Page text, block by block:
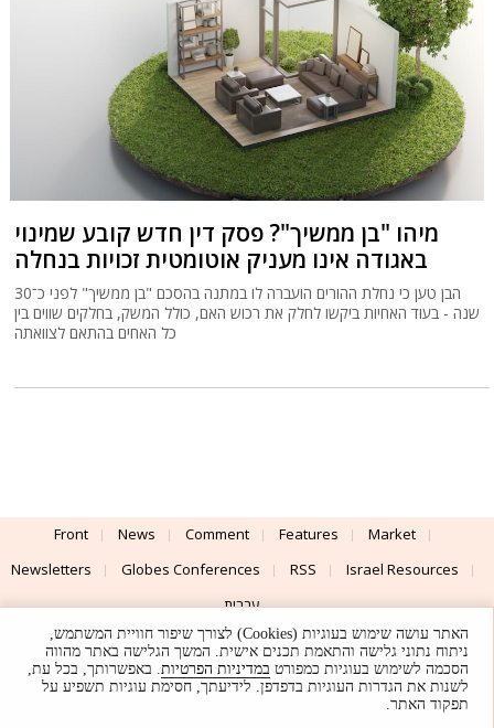
מיהו "בן ממשיך"? פסק דין חדש קובע שמינוי
באגודה אינו מעניק אוטומטית זכויות בנחלה
הבן טען כי נחלת ההורים הועברה לו במתנה בהסכם "בן ממשיך" לפני כ־30
שנה - בעוד האחיות ביקשו לחלק את רכוש האם, כולל המשק, בחלקים שווים בין
כל האחים בהתאם לצוואתה
Front News Comment Features
Market
Newsletters
Globes Conferences RSS
Israel Resources
עברית
Advertising
Terms of Use Privacy Policy About Support
Powered by
UI & Design By
האתר עושה שימוש בעוגיות (Cookies) לצורך שיפור חוויית המשתמש,
ניתוח נתוני גלישה והתאמת תכנים אישית. המשך הגלישה באתר מהווה
הסכמה לשימוש בעוגיות כמפורט במדיניות הפרטיות. באפשרותך, בכל עת,
לשנות את הגדרות העוגיות בדפדפן. לידיעתך, חסימת עוגיות תשפיע על
תפקוד האתר.